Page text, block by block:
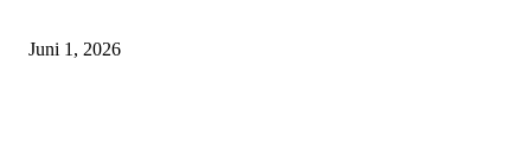
Juni 1, 2026